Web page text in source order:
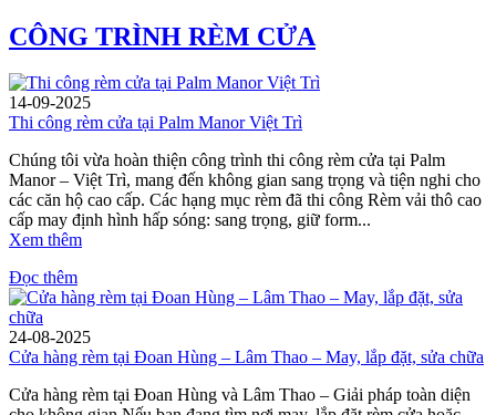
CÔNG TRÌNH RÈM CỬA
14-09-2025
Thi công rèm cửa tại Palm Manor Việt Trì
Chúng tôi vừa hoàn thiện công trình thi công rèm cửa tại Palm
Manor – Việt Trì, mang đến không gian sang trọng và tiện nghi cho
các căn hộ cao cấp. Các hạng mục rèm đã thi công Rèm vải thô cao
cấp may định hình hấp sóng: sang trọng, giữ form...
Xem thêm
Đọc thêm
24-08-2025
Cửa hàng rèm tại Đoan Hùng – Lâm Thao – May, lắp đặt, sửa chữa
Cửa hàng rèm tại Đoan Hùng và Lâm Thao – Giải pháp toàn diện